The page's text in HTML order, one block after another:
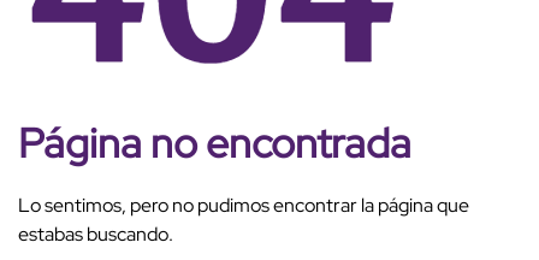
Página no encontrada
Lo sentimos, pero no pudimos encontrar la página que
estabas buscando.